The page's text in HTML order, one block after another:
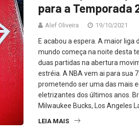
para a Temporada
Alef Oliveira 19/10/2021
E acabou a espera. A maior liga
mundo começa na noite desta
duas partidas na abertura
estréia. A NBA vem ai para sua
prometendo ser uma das mais
eletrizantes dos últimos anos.
Milwaukee Bucks, Los Angeles
LEIA MAIS